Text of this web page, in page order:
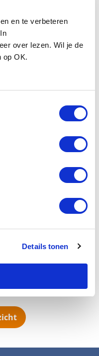
en te verbeteren
over lezen. Wil je de
op OK.
Details tonen
is een schitterende Belgische
je moet er je best
is 10 jaar oud en nog zo
uren mee wandelen.